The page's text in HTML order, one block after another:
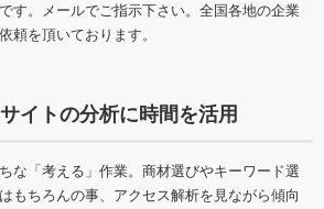
す。メールでご指示下さい。全国各地の企業
頼を頂いております。
イトの分析に時間を活用
な「考える」作業。商材選びやキーワード選
もちろんの事、アクセス解析を見ながら傾向